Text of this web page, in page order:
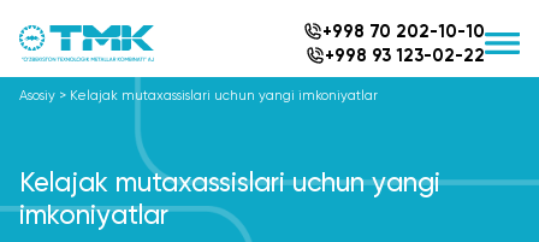
+998 70 202-10-10
+998 93 123-02-22
Asosiy > Kelajak mutaxassislari uchun yangi imkoniyatlar
Kelajak mutaxassislari uchun yangi
imkoniyatlar